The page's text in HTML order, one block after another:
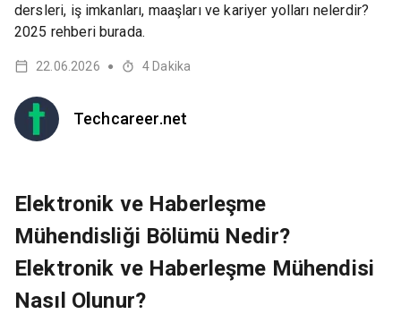
dersleri, iş imkanları, maaşları ve kariyer yolları nelerdir?
2025 rehberi burada.
Techcareer.net
22.06.2026 ● 4 Dakika
Elektronik ve Haberleşme
Mühendisliği Bölümü Nedir?
Elektronik ve Haberleşme Mühendisi
Nasıl Olunur?